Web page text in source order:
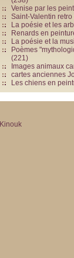
Venise par les
Saint-Valentin retro
La poésie et les
Renards en
La poésie et la
Poèmes
(221)
Images animaux
cartes anciennes
Les chiens en
Kinouk